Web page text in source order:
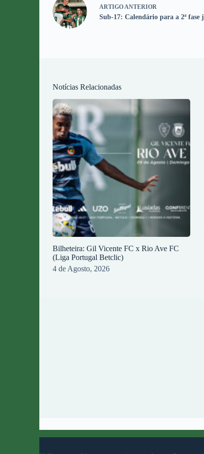
ARTIGO ANTERIOR
Sub-17: Calendário para a 2ª fase
Notícias Relacionadas
Bilheteira: Gil Vicente FC x Rio Ave FC
(Liga Portugal Betclic)
4 de Agosto, 2026
© 2023 Rio Ave Futebol Clube Desenvolvido